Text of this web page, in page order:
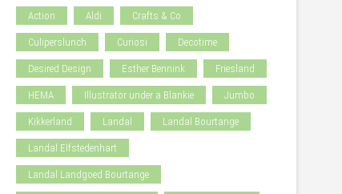
Action Aldi Crafts & Co
Culiperslunch Curiosi Decotime
Desired Design Esther Bennink Friesland
HEMA Illustrator under a Blankie Jumbo
Kikkerland Landal Landal Bourtange
Landal Elfstedenhart
Landal Landgoed Bourtange